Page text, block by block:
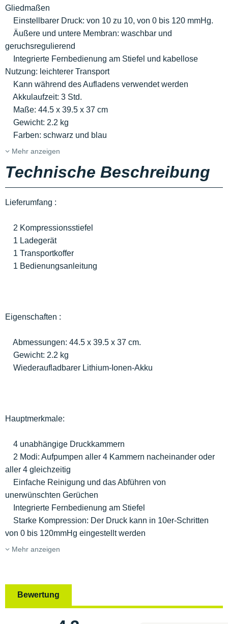
Gliedmaßen
Einstellbarer Druck: von 10 zu 10, von 0 bis 120 mmHg.
Äußere und untere Membran: waschbar und
geruchsregulierend
Integrierte Fernbedienung am Stiefel und kabellose
Nutzung: leichterer Transport
Kann während des Aufladens verwendet werden
Akkulaufzeit: 3 Std.
Maße: 44.5 x 39.5 x 37 cm
Gewicht: 2.2 kg
Farben: schwarz und blau
Mehr anzeigen
Technische Beschreibung
Lieferumfang :
2 Kompressionsstiefel
1 Ladegerät
1 Transportkoffer
1 Bedienungsanleitung
Eigenschaften :
Abmessungen: 44.5 x 39.5 x 37 cm.
Gewicht: 2.2 kg
Wiederaufladbarer Lithium-Ionen-Akku
Hauptmerkmale:
4 unabhängige Druckkammern
2 Modi: Aufpumpen aller 4 Kammern nacheinander oder
aller 4 gleichzeitig
Einfache Reinigung und das Abführen von
unerwünschten Gerüchen
Integrierte Fernbedienung am Stiefel
Starke Kompression: Der Druck kann in 10er-Schritten
von 0 bis 120mmHg eingestellt werden
Mehr anzeigen
Bewertung